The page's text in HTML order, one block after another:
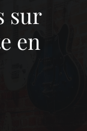
sur
en